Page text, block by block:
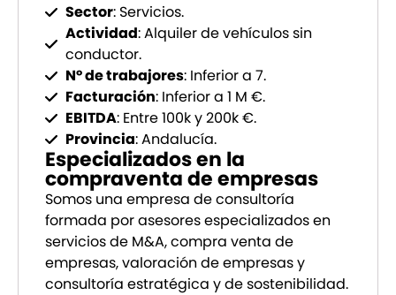
Sector: Servicios.
Actividad: Alquiler de vehículos sin
conductor.
Nº de trabajores: Inferior a 7.
Facturación: Inferior a 1 M €.
EBITDA: Entre 100k y 200k €.
Provincia: Andalucía.
Especializados en la
compraventa de empresas
Somos una empresa de consultoría
formada por asesores especializados en
servicios de M&A, compra venta de
empresas, valoración de empresas y
consultoría estratégica y de sostenibilidad.